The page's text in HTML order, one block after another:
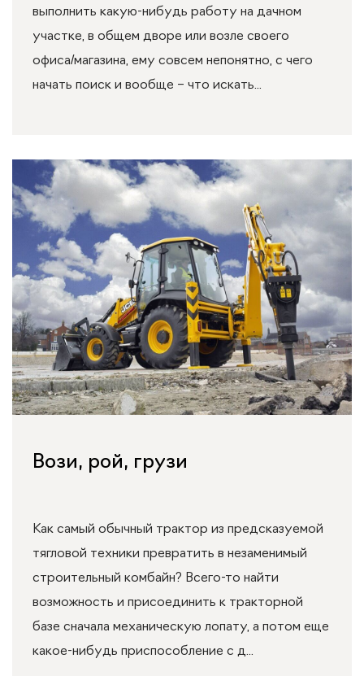
выполнить какую-нибудь работу на дачном
участке, в общем дворе или возле своего
офиса/магазина, ему совсем непонятно, с чего
начать поиск и вообще – что искать...
Вози, рой, грузи
Как самый обычный трактор из предсказуемой
тягловой техники превратить в незаменимый
строительный комбайн? Всего-то найти
возможность и присоединить к тракторной
базе сначала механическую лопату, а потом еще
какое-нибудь приспособление с д...